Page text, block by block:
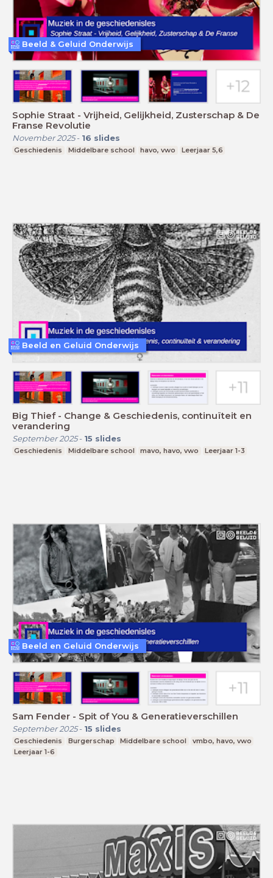
Sophie Straat - Vrijheid, Gelijkheid, Zusterschap & De
Franse Revolutie
November 2025- 16 slides
Geschiedenis Middelbare school havo, vwo Leerjaar 5,6
Beeld & Geluid Onderwijs
Big Thief - Change & Geschiedenis, continuïteit en
verandering
September 2025- 15 slides
Geschiedenis Middelbare school mavo, havo, vwo Leerjaar 1-3
Beeld en Geluid Onderwijs
Sam Fender - Spit of You & Generatieverschillen
September 2025- 15 slides
Geschiedenis Burgerschap Middelbare school
vmbo, havo, vwo
Leerjaar 1-6
Beeld en Geluid Onderwijs